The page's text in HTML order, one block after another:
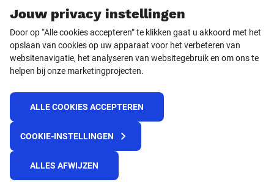
Jouw privacy instellingen
Door op “Alle cookies accepteren” te klikken gaat u akkoord met het
opslaan van cookies op uw apparaat voor het verbeteren van
websitenavigatie, het analyseren van websitegebruik en om ons te
helpen bij onze marketingprojecten.
ALLE COOKIES ACCEPTEREN
COOKIE-INSTELLINGEN
ALLES AFWIJZEN
Facebook LinkedIn
Instagram TikTok